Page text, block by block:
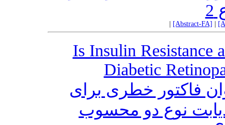
[Abstract-FA]
Is Insulin Resistance
Diabetic
فاکتور خطری برای
دیابت نوع دو محسوب